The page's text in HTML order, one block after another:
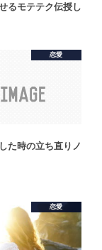
るモテテク伝授し
恋愛
た時の立ち直りノ
恋愛